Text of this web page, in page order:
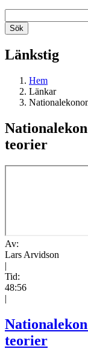
Länkstig
Hem
Länkar
teorier
Av:
Lars Arvidson
|
Tid:
48:56
|
teorier